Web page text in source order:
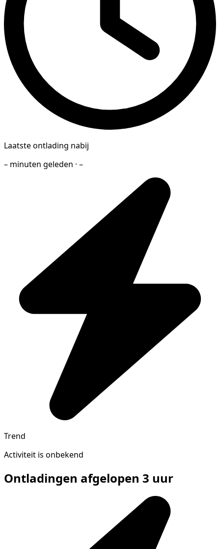
Laatste ontlading nabij
– minuten geleden · –
Trend
Activiteit is onbekend
Ontladingen afgelopen 3 uur